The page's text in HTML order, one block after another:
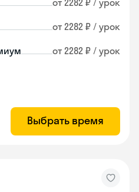
от 2282 ₽ / урок
от 2282 ₽ / урок
от 2282 ₽ / урок
Выбрать время